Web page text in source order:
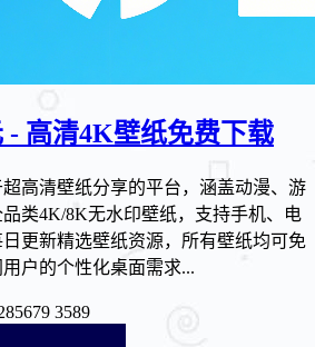
- 高清4K壁纸免费下载
高清壁纸分享的平台，涵盖动漫、游
类4K/8K无水印壁纸，支持手机、电
更新精选壁纸资源，所有壁纸均可免
户的个性化桌面需求...
3589